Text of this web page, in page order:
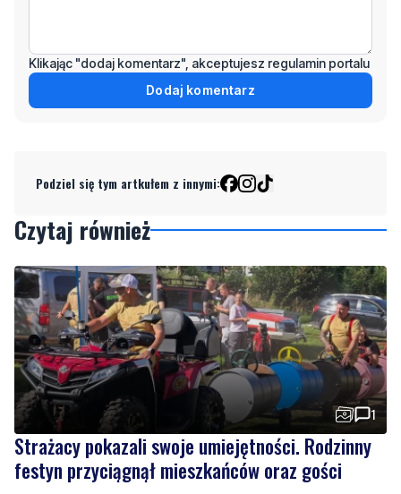
Klikając "dodaj komentarz", akceptujesz regulamin portalu
Dodaj komentarz
Podziel się tym artkułem z innymi:
Czytaj również
1
Strażacy pokazali swoje umiejętności. Rodzinny
festyn przyciągnął mieszkańców oraz gości